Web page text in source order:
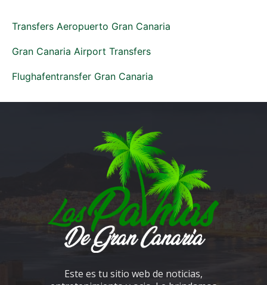
Transfers Aeropuerto Gran Canaria
Gran Canaria Airport Transfers
Flughafentransfer Gran Canaria
Este es tu sitio web de noticias,